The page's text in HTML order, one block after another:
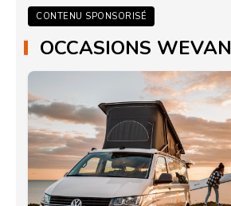
CONTENU SPONSORISÉ
OCCASIONS WEVAN